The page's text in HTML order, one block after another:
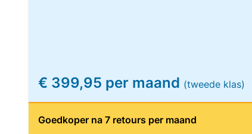
€ 399,95 per maand (tweede klas)
Goedkoper na 7 retours per maand